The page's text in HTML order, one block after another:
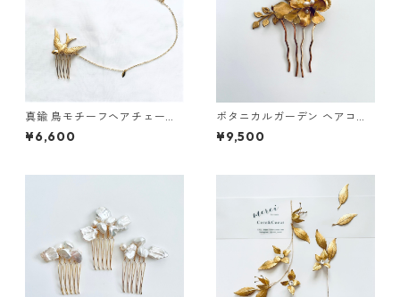
真鍮 鳥モチーフヘアチェーン
ヘアコーム
¥6,600
ボタニカルガーデン ヘアコー
ム
¥9,500